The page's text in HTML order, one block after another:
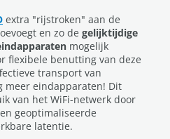
extra "rijstroken" aan de
en zo de gelijktijdige
mogelijk
flexibele benutting van deze
transport van
meer eindapparaten! Dit
van het WiFi-netwerk door
geoptimaliseerde
latentie.